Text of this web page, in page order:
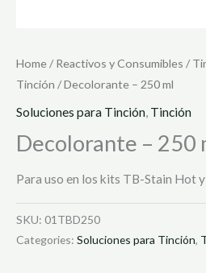
Home/Reactivos y Consumibles /
Tinción / Decolorante – 250 ml
Soluciones para Tinción, Tinción
Decolorante – 250
Para uso en los kits TB-Stain Hot
SKU: 01TBD250
Categories: Soluciones para Tinción,